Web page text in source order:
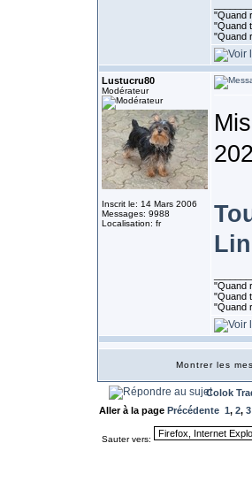
"Quand
"Quand
"Quand
Lustucru80
Modérateur
Inscrit le: 14 Mars 2006
Messages: 9988
Localisation: fr
"Quand
"Quand
"Quand
Montrer les
Colok
Aller à la page Précédente 1, 2, 3
Sauter vers: